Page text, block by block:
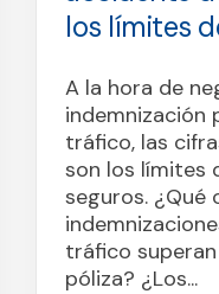
los límites
A la hora de
indemnización
tráfico, las
son los límites
seguros. ¿Qué
tráfico
póliza? ¿Los...